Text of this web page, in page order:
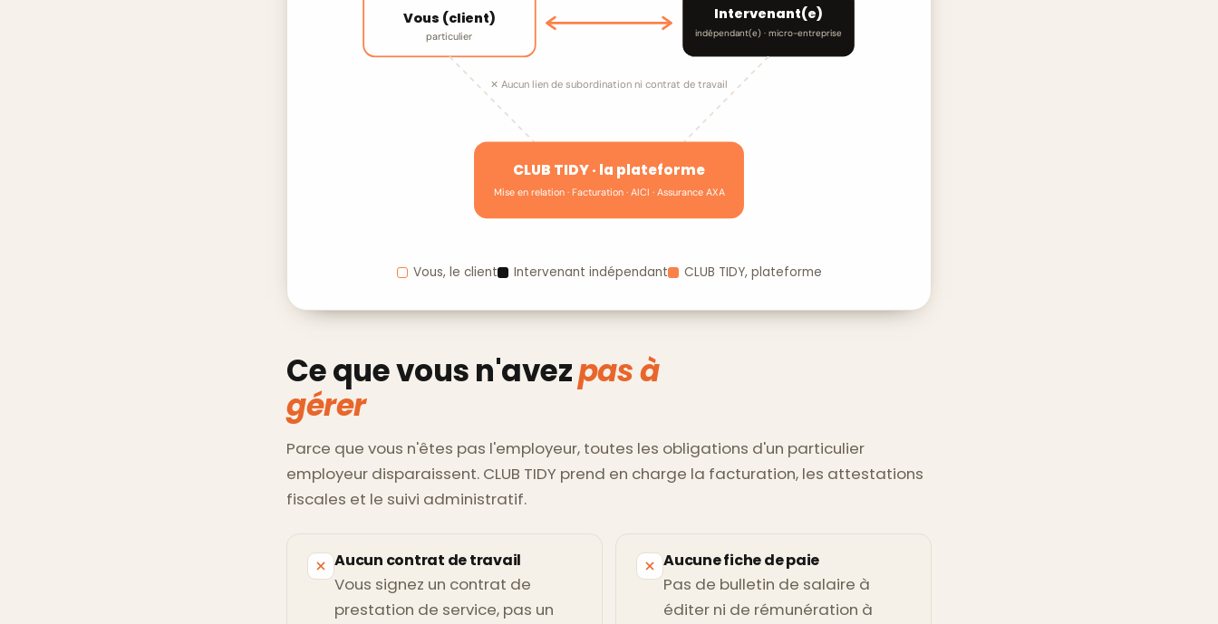
Vous (client)
particulier
Intervenant(e)
indépendant(e) · micro-entreprise
✕ Aucun lien de subordination ni contrat de travail
CLUB TIDY · la plateforme
Mise en relation · Facturation · AICI · Assurance AXA
Vous, le client Intervenant indépendant CLUB TIDY, plateforme
Ce que vous n'avezpas à
gérer
Parce que vous n'êtes pas l'employeur, toutes les obligations d'un particulier
employeur disparaissent. CLUB TIDY prend en charge la facturation, les attestations
fiscales et le suivi administratif.
Aucun contrat de travail
Vous signez un contrat de
prestation de service, pas un
Aucune fiche de paie
Pas de bulletin de salaire à
éditer ni de rémunération à